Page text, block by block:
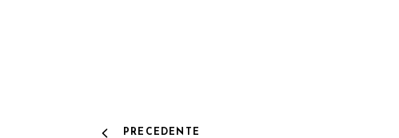
PRECEDENTE